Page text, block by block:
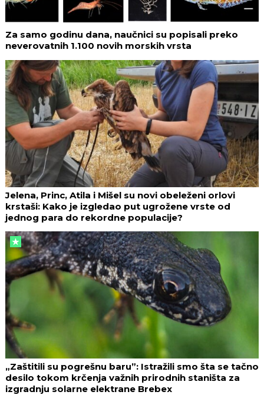
Za samo godinu dana, naučnici su popisali preko
neverovatnih 1.100 novih morskih vrsta
Jelena, Princ, Atila i Mišel su novi obeleženi orlovi
krstaši: Kako je izgledao put ugrožene vrste od
jednog para do rekordne populacije?
„Zaštitili su pogrešnu baru”: Istražili smo šta se tačno
desilo tokom krčenja važnih prirodnih staništa za
izgradnju solarne elektrane Brebex